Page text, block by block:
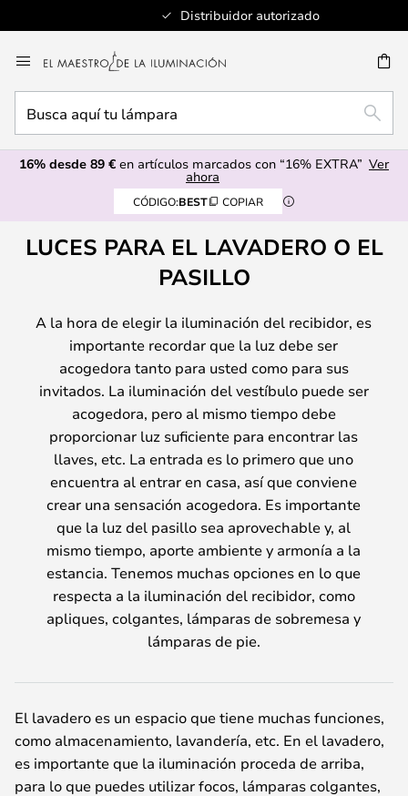
Distribuidor autorizado
al
contenido
aquí
tu
lámpara
16% desde 89 € en artículos marcados con “16% EXTRA” Ver
ahora
CÓDIGO:BEST COPIAR
LUCES PARA EL LAVADERO O EL
PASILLO
A la hora de elegir la iluminación del recibidor, es
importante recordar que la luz debe ser
acogedora tanto para usted como para sus
invitados. La iluminación del vestíbulo puede ser
acogedora, pero al mismo tiempo debe
proporcionar luz suficiente para encontrar las
llaves, etc. La entrada es lo primero que uno
encuentra al entrar en casa, así que conviene
crear una sensación acogedora. Es importante
que la luz del pasillo sea aprovechable y, al
mismo tiempo, aporte ambiente y armonía a la
estancia. Tenemos muchas opciones en lo que
respecta a la iluminación del recibidor, como
apliques, colgantes, lámparas de sobremesa y
lámparas de pie.
El lavadero es un espacio que tiene muchas funciones,
como almacenamiento, lavandería, etc. En el lavadero,
es importante que la iluminación proceda de arriba,
para lo que puedes utilizar focos, lámparas colgantes,